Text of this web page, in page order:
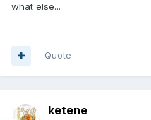
what else...
Quote
ketene